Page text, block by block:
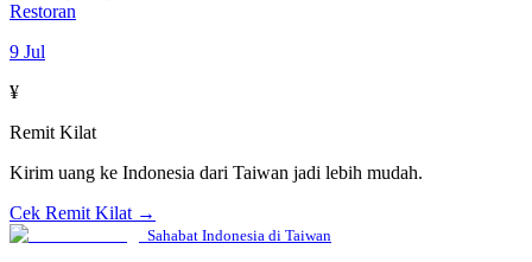
Restoran
9 Jul
¥
Remit Kilat
Kirim uang ke Indonesia dari Taiwan jadi lebih mudah.
Cek Remit Kilat →
Sahabat Indonesia di Taiwan